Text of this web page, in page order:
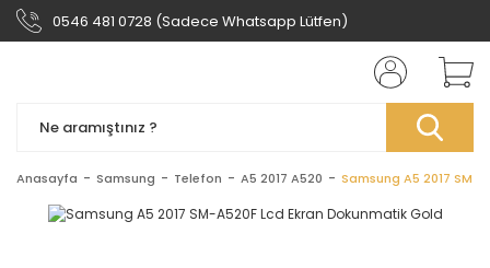
0546 481 0728 (Sadece Whatsapp Lütfen)
Anasayfa Samsung Telefon A5 2017 A520 Samsung A5 2017 SM-